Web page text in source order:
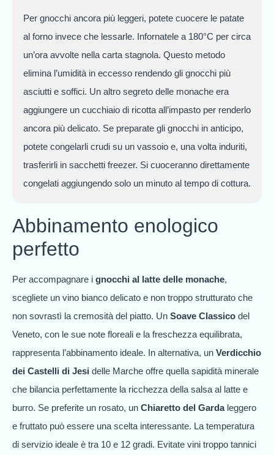
Per gnocchi ancora più leggeri, potete cuocere le patate
al forno invece che lessarle. Infornatele a 180°C per circa
un’ora avvolte nella carta stagnola. Questo metodo
elimina l’umidità in eccesso rendendo gli gnocchi più
asciutti e soffici. Un altro segreto delle monache era
aggiungere un cucchiaio di ricotta all’impasto per renderlo
ancora più delicato. Se preparate gli gnocchi in anticipo,
potete congelarli crudi su un vassoio e, una volta induriti,
trasferirli in sacchetti freezer. Si cuoceranno direttamente
congelati aggiungendo solo un minuto al tempo di cottura.
Abbinamento enologico
perfetto
Per accompagnare i gnocchi al latte delle monache,
scegliete un vino bianco delicato e non troppo strutturato che
non sovrastì la cremosità del piatto. Un Soave Classico del
Veneto, con le sue note floreali e la freschezza equilibrata,
rappresenta l’abbinamento ideale. In alternativa, un Verdicchio
dei Castelli di Jesi delle Marche offre quella sapidità minerale
che bilancia perfettamente la ricchezza della salsa al latte e
burro. Se preferite un rosato, un Chiaretto del Gardaleggero
e fruttato può essere una scelta interessante. La temperatura
di servizio ideale è tra 10 e 12 gradi. Evitate vini troppo tannici